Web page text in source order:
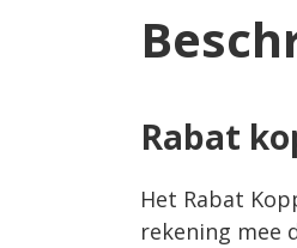
Rabat
Het Rabat
rekening mee